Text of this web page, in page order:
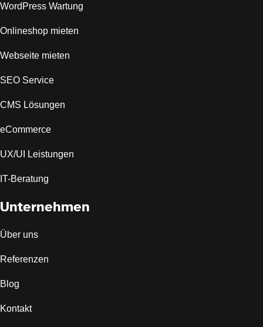
WordPress Wartung
Onlineshop mieten
Webseite mieten
SEO Service
CMS Lösungen
eCommerce
UX/UI Leistungen
IT-Beratung
Unternehmen
Über uns
Referenzen
Blog
Kontakt